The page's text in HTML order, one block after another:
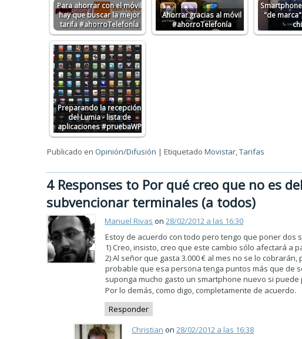
Para ahorrar con el móvil
hay que buscar la mejor
tarifa #ahorroTelefonía
Ahorrar gracias al móvil
#ahorroTelefonía
"de
Preparando la recepción
del Lumia - lista de
aplicaciones #pruebaWP
Publicado en Opinión/Difusión |Etiquetado Movistar,Tarifas
4 Responses to Por qué creo que no es
subvencionar terminales (a todos)
Manuel Rivas on28/02/2012 a las 16:30
Estoy de acuerdo con todo pero tengo que poner dos
1) Creo, insisto, creo que este cambio sólo afectará a
2) Al señor que gasta 3.000 € al mes no se lo
probable que esa persona tenga puntos más que de
suponga mucho gasto un smartphone nuevo si
Por lo demás, como digo, completamente de acuerdo.
Responder
Christian on28/02/2012 a las 16:38